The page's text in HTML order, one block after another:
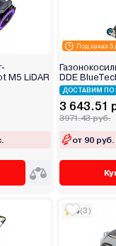
M5 LiDAR
Под заказ 5
DDE
ДОСТАВИМ ПО
3 643.51
3971.43 руб.
от 90
5(3)